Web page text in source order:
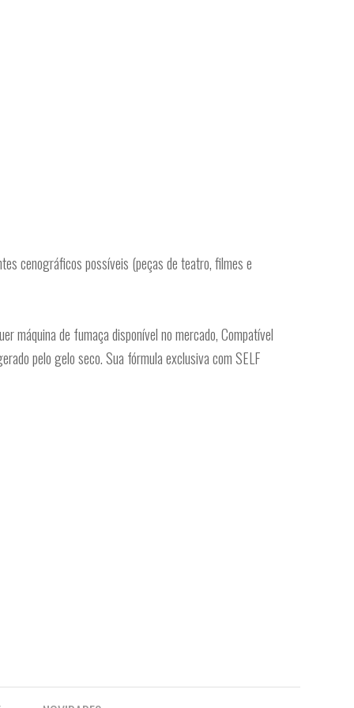
cenográficos possíveis (peças de teatro, filmes e
máquina de fumaça disponível no mercado, Compatível
pelo gelo seco. Sua fórmula exclusiva com SELF